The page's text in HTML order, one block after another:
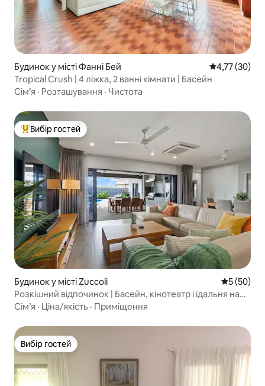
Будинок у місті Фанні Бей Середня
4,77 (30)
Tropical Crush | 4 ліжка, 2 ванні кімнати | Басейн
Сім’я · Розташування · Чистота
Топ вибір гостей
Вибір гостей
Будинок у місті Zuccoli Середня
5 (50)
Розкішний відпочинок | Басейн, кінотеатр і їдальня на
відкритому повітрі
Сім’я · Ціна/якість · Приміщення
Вибір гостей
Вибір гостей